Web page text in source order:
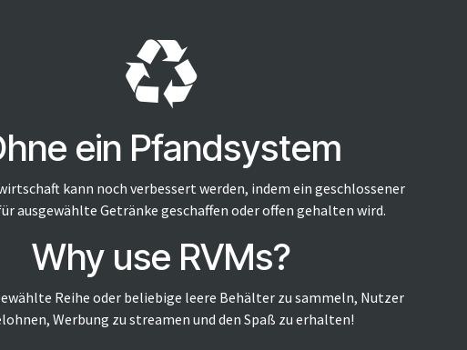
ein Pfandsystem
kann noch verbessert werden, indem ein geschlossener
ausgewählte Getränke geschaffen oder offen gehalten wird.
Why use RVMs?
Reihe oder beliebige leere Behälter zu sammeln, Nutzer
Werbung zu streamen und den Spaß zu erhalten!